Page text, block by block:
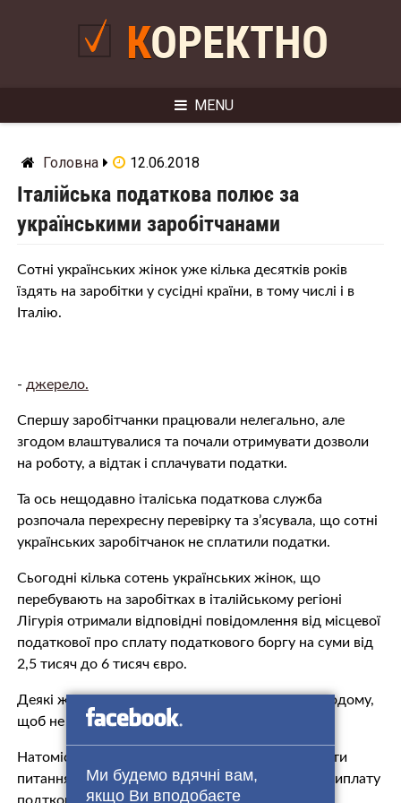
Ми будемо вдячні вам,
якщо Ви вподобаєте
КОРЕКТНО
MENU
Головна 12.06.2018
Італійська податкова полює за
українськими заробітчанами
Сотні українських жінок уже кілька десятків років
їздять на заробітки у сусідні країни, в тому числі і в
Італію.
- джерело.
Спершу заробітчанки працювали нелегально, але
згодом влаштувалися та почали отримувати дозволи
на роботу, а відтак і сплачувати податки.
Та ось нещодавно італіська податкова служба
розпочала перехресну перевірку та з’ясувала, що сотні
українських заробітчанок не сплатили податки.
Сьогодні кілька сотень українських жінок, що
перебувають на заробітках в італійському регіоні
Лігурія отримали відповідні повідомлення від місцевої
податкової про сплату податкового боргу на суми від
2,5 тисяч до 6 тисяч євро.
Деякі жінки уже почали масово тікати з Італії додому,
щоб не повертати гроші податковій в Італії.
Натомість посол України в Італії взявся лобіювати
питання, щоб відстрочити або розтермінувати виплату